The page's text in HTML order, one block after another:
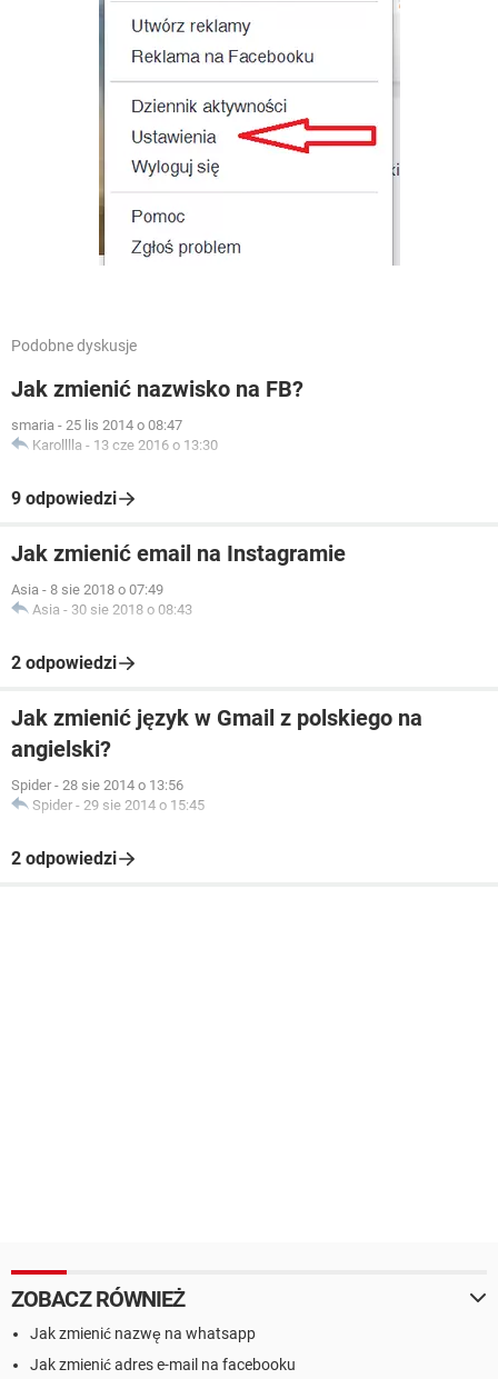
Podobne dyskusje
Jak zmienić nazwisko na FB?
smaria - 25 lis 2014 o 08:47
Karolllla - 13 cze 2016 o 13:30
9 odpowiedzi
Jak zmienić email na Instagramie
Asia - 8 sie 2018 o 07:49
Asia - 30 sie 2018 o 08:43
2 odpowiedzi
Jak zmienić język w Gmail z polskiego na
angielski?
Spider - 28 sie 2014 o 13:56
Spider - 29 sie 2014 o 15:45
2 odpowiedzi
ZOBACZ RÓWNIEŻ
Jak zmienić nazwę na whatsapp
Jak zmienić adres e-mail na facebooku